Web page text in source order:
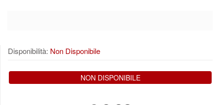
Disponibilità: Non Disponibile
NON DISPONIBILE